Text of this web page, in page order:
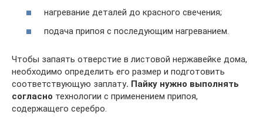
нагревание деталей до красного свечения;
подача припоя с последующим нагреванием.
Чтобы запаять отверстие в листовой нержавейке дома,
необходимо определить его размер и подготовить
соответствующую заплату. Пайку нужно выполнять
согласно технологии с применением припоя,
содержащего серебро.